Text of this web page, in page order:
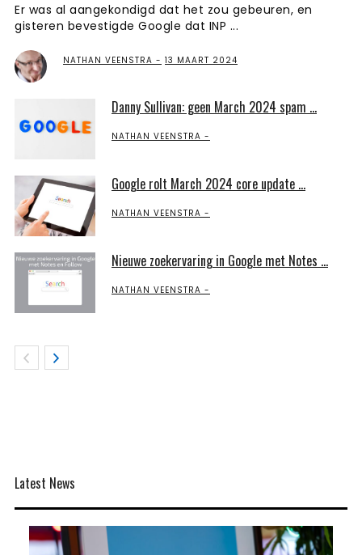
Er was al aangekondigd dat het zou gebeuren, en
gisteren bevestigde Google dat INP ...
NATHAN VEENSTRA 13 MAART 2024
Danny Sullivan: geen March 2024 spam ...
NATHAN VEENSTRA
Google rolt March 2024 core update ...
NATHAN VEENSTRA
Nieuwe zoekervaring in Google met Notes ...
NATHAN VEENSTRA
Latest News